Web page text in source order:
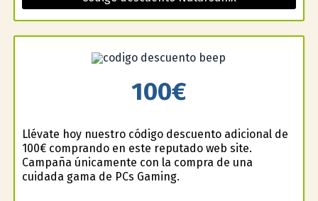
100€
Llévate hoy nuestro código descuento adicional de
100€ comprando en este reputado web site.
Campaña únicamente con la compra de una
cuidada gama de PCs Gaming.